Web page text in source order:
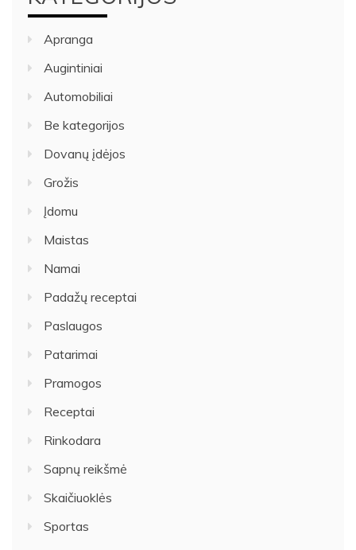
Apranga
Augintiniai
Automobiliai
Be kategorijos
Dovanų įdėjos
Grožis
Įdomu
Maistas
Namai
Padažų receptai
Paslaugos
Patarimai
Pramogos
Receptai
Rinkodara
Sapnų reikšmė
Skaičiuoklės
Sportas